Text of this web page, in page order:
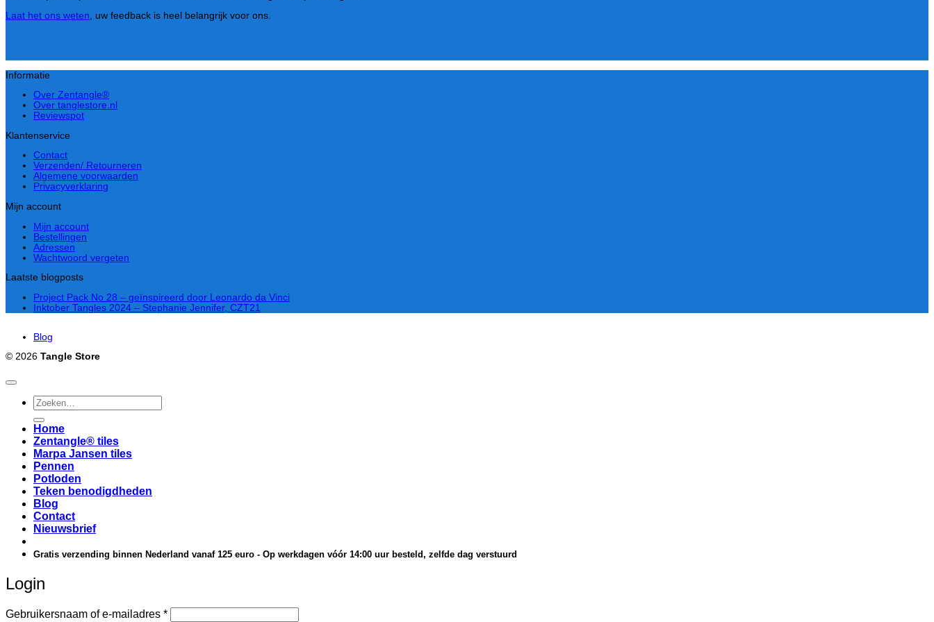
Laat het ons weten , uw feedback is heel belangrijk voor ons.
Informatie
Over Zentangle®
Over tanglestore.nl
Reviewspot
Klantenservice
Contact
Verzenden/ Retourneren
Algemene voorwaarden
Privacyverklaring
Mijn account
Mijn account
Bestellingen
Adressen
Wachtwoord vergeten
Laatste blogposts
Project Pack No 28 – geïnspireerd door Leonardo da Vinci
Inktober Tangles 2024 – Stephanie Jennifer, CZT21
Blog
© 2026 Tangle Store
Zoeken
naar:
Home
Zentangle® tiles
Marpa Jansen tiles
Pennen
Potloden
Teken benodigdheden
Blog
Contact
Nieuwsbrief
Gratis verzending binnen Nederland vanaf 125 euro - Op werkdagen vóór 14:00 uur besteld, zelfde dag verstuurd
Login
Gebruikersnaam of e-mailadres *Vereist